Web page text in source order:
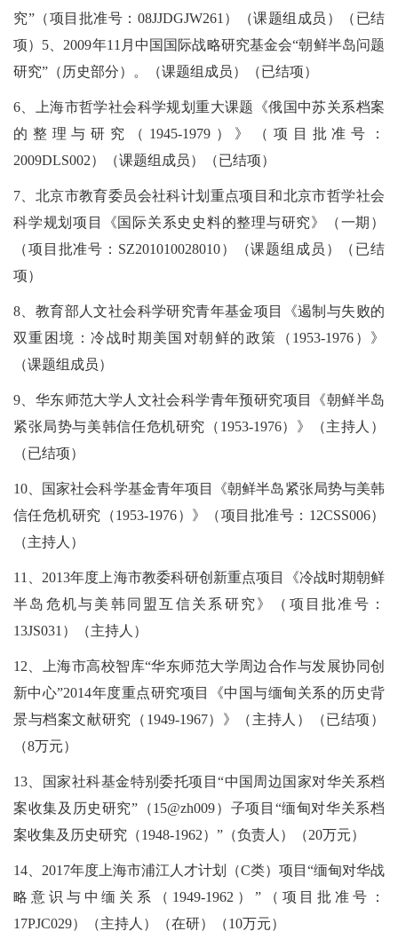
究”（项目批准号：08JJDGJW261）（课题组成员）（已结
项）5、2009年11月中国国际战略研究基金会“朝鲜半岛问题
研究”（历史部分）。（课题组成员）（已结项）
6、上海市哲学社会科学规划重大课题《俄国中苏关系档案
的整理与研究（1945-1979）》（项目批准号：
2009DLS002）（课题组成员）（已结项）
7、北京市教育委员会社科计划重点项目和北京市哲学社会
科学规划项目《国际关系史史料的整理与研究》（一期）
（项目批准号：SZ201010028010）（课题组成员）（已结
项）
8、教育部人文社会科学研究青年基金项目《遏制与失败的
双重困境：冷战时期美国对朝鲜的政策（1953-1976）》
（课题组成员）
9、华东师范大学人文社会科学青年预研究项目《朝鲜半岛
紧张局势与美韩信任危机研究（1953-1976）》（主持人）
（已结项）
10、国家社会科学基金青年项目《朝鲜半岛紧张局势与美韩
信任危机研究（1953-1976）》（项目批准号：12CSS006）
（主持人）
11、2013年度上海市教委科研创新重点项目《冷战时期朝鲜
半岛危机与美韩同盟互信关系研究》（项目批准号：
13JS031）（主持人）
12、上海市高校智库“华东师范大学周边合作与发展协同创
新中心”2014年度重点研究项目《中国与缅甸关系的历史背
景与档案文献研究（1949-1967）》（主持人）（已结项）
（8万元）
13、国家社科基金特别委托项目“中国周边国家对华关系档
案收集及历史研究”（15@zh009）子项目“缅甸对华关系档
案收集及历史研究（1948-1962）”（负责人）（20万元）
14、2017年度上海市浦江人才计划（C类）项目“缅甸对华战
略意识与中缅关系（1949-1962）”（项目批准号：
17PJC029）（主持人）（在研）（10万元）